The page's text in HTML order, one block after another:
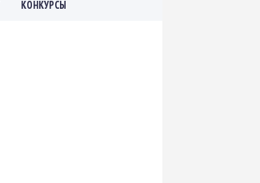
КОНКУРСЫ